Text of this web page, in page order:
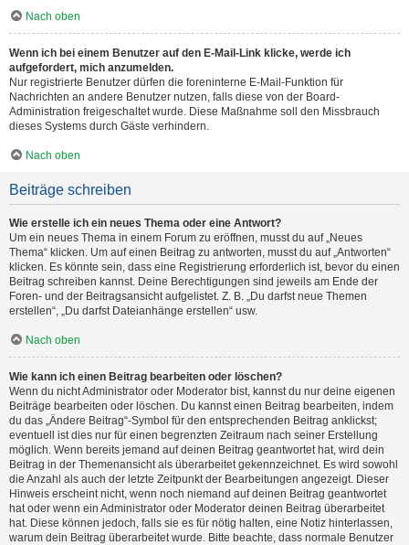
Nach oben
Wenn ich bei einem Benutzer auf den E-Mail-Link klicke, werde ich
aufgefordert, mich anzumelden.
Nur registrierte Benutzer dürfen die foreninterne E-Mail-Funktion für
Nachrichten an andere Benutzer nutzen, falls diese von der Board-
Administration freigeschaltet wurde. Diese Maßnahme soll den Missbrauch
dieses Systems durch Gäste verhindern.
Nach oben
Beiträge schreiben
Wie erstelle ich ein neues Thema oder eine Antwort?
Um ein neues Thema in einem Forum zu eröffnen, musst du auf „Neues
Thema“ klicken. Um auf einen Beitrag zu antworten, musst du auf „Antworten“
klicken. Es könnte sein, dass eine Registrierung erforderlich ist, bevor du einen
Beitrag schreiben kannst. Deine Berechtigungen sind jeweils am Ende der
Foren- und der Beitragsansicht aufgelistet. Z. B. „Du darfst neue Themen
erstellen“, „Du darfst Dateianhänge erstellen“ usw.
Nach oben
Wie kann ich einen Beitrag bearbeiten oder löschen?
Wenn du nicht Administrator oder Moderator bist, kannst du nur deine eigenen
Beiträge bearbeiten oder löschen. Du kannst einen Beitrag bearbeiten, indem
du das „Ändere Beitrag“-Symbol für den entsprechenden Beitrag anklickst;
eventuell ist dies nur für einen begrenzten Zeitraum nach seiner Erstellung
möglich. Wenn bereits jemand auf deinen Beitrag geantwortet hat, wird dein
Beitrag in der Themenansicht als überarbeitet gekennzeichnet. Es wird sowohl
die Anzahl als auch der letzte Zeitpunkt der Bearbeitungen angezeigt. Dieser
Hinweis erscheint nicht, wenn noch niemand auf deinen Beitrag geantwortet
hat oder wenn ein Administrator oder Moderator deinen Beitrag überarbeitet
hat. Diese können jedoch, falls sie es für nötig halten, eine Notiz hinterlassen,
warum dein Beitrag überarbeitet wurde. Bitte beachte, dass normale Benutzer